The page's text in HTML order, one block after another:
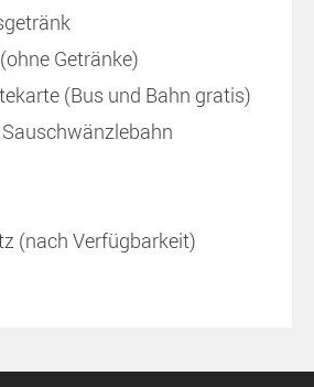
Getränke)
(Bus und Bahn gratis)
(nach Verfügbarkeit)